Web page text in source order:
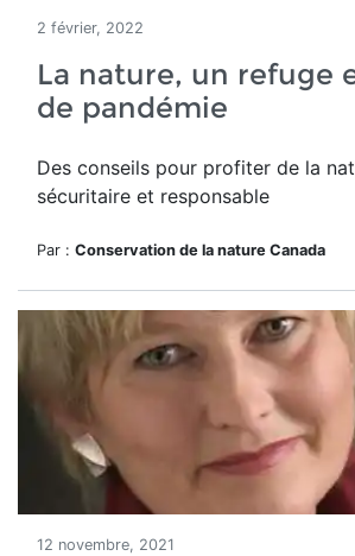
2 février, 2022
La nature, un refuge
de pandémie
Des conseils pour profiter de la
sécuritaire et responsable
Par : Conservation de la nature Canada
12 novembre, 2021